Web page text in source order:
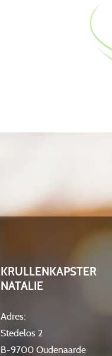
KRULLENKAPSTER
NATALIE
Adres:
Stedelos 2
B-9700 Oudenaarde